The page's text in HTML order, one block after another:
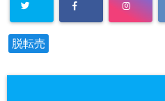
脱転売